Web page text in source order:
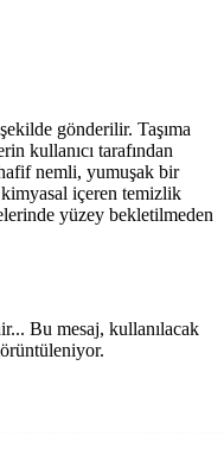
gönderilir. Taşıma
kullanıcı tarafından
nemli, yumuşak bir
içeren temizlik
yüzey bekletilmeden
Bu mesaj, kullanılacak